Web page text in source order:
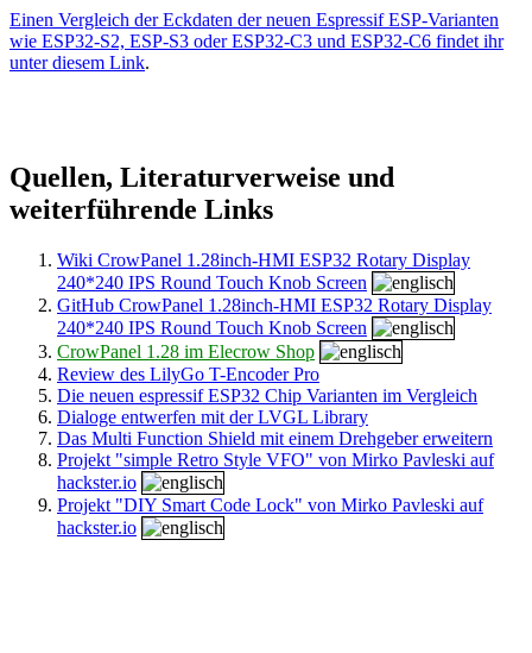
Einen Vergleich der Eckdaten der neuen Espressif ESP-Varianten
wie ESP32-S2, ESP-S3 oder ESP32-C3 und ESP32-C6 findet ihr
unter diesem Link.
Quellen, Literaturverweise und
weiterführende Links
Wiki CrowPanel 1.28inch-HMI ESP32 Rotary Display
240*240 IPS Round Touch Knob Screen
GitHub CrowPanel 1.28inch-HMI ESP32 Rotary Display
240*240 IPS Round Touch Knob Screen
CrowPanel 1.28 im Elecrow Shop
Review des LilyGo T-Encoder Pro
Die neuen espressif ESP32 Chip Varianten im Vergleich
Dialoge entwerfen mit der LVGL Library
Das Multi Function Shield mit einem Drehgeber erweitern
Projekt "simple Retro Style VFO" von Mirko Pavleski auf
hackster.io
Projekt "DIY Smart Code Lock" von Mirko Pavleski auf
hackster.io